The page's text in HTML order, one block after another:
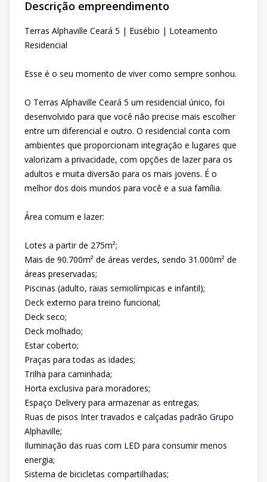
Descrição empreendimento
Terras Alphaville Ceará 5 | Eusébio | Loteamento
Residencial
Esse é o seu momento de viver como sempre sonhou.
O Terras Alphaville Ceará 5 um residencial único, foi
desenvolvido para que você não precise mais escolher
entre um diferencial e outro. O residencial conta com
ambientes que proporcionam integração e lugares que
valorizam a privacidade, com opções de lazer para os
adultos e muita diversão para os mais jovens. É o
melhor dos dois mundos para você e a sua família.
Área comum e lazer:
Lotes a partir de 275m²;
Mais de 90.700m² de áreas verdes, sendo 31.000m² de
áreas preservadas;
Piscinas (adulto, raias semiolímpicas e infantil);
Deck externo para treino funcional;
Deck seco;
Deck molhado;
Estar coberto;
Praças para todas as idades;
Trilha para caminhada;
Horta exclusiva para moradores;
Espaço Delivery para armazenar as entregas;
Ruas de pisos Inter travados e calçadas padrão Grupo
Alphaville;
Iluminação das ruas com LED para consumir menos
energia;
Sistema de bicicletas compartilhadas;